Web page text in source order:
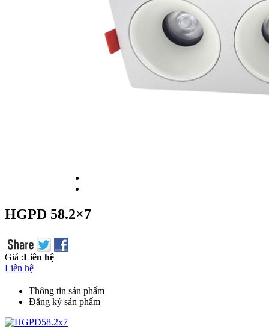
HGPD 58.2×7
Giá :Liên hệ
Liên hệ
Thông tin sản phẩm
Đăng ký sản phẩm